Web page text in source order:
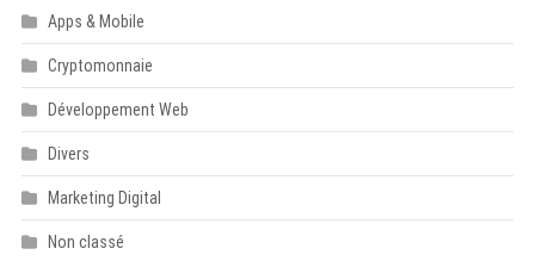
Apps & Mobile
Cryptomonnaie
Développement Web
Divers
Marketing Digital
Non classé